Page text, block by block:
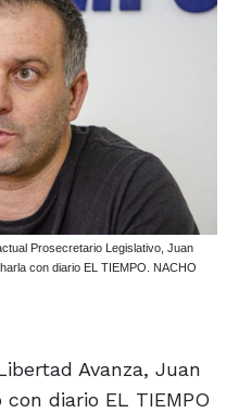
Prosecretario Legislativo, Juan
con diario EL TIEMPO. NACHO
Avanza, Juan
diario EL TIEMPO